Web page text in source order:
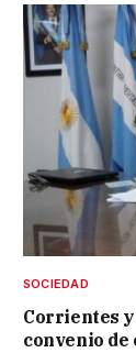
SOCIEDAD
Corrientes
convenio de